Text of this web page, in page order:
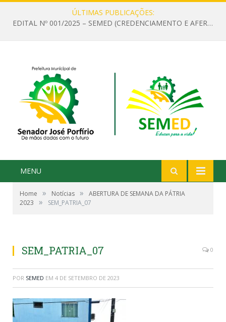
ÚLTIMAS PUBLICAÇÕES:
EDITAL Nº 001/2025 – SEMED (CREDENCIAMENTO E AFERIÇÃO DE CRITÉRIOS TÉCNICOS DE MÉRITO E DESEMPENHO PARA PROVIMENTO DO CARGO OU FUNÇÃO DE GESTOR ESCOLAR DAS UNIDADES DE ENSINO DA REDE MUNICIPAL DE SENADOR JO)
MENU
Home » Notícias »
ABERTURA DE SEMANA DA PÁTRIA
2023
» SEM_PATRIA_07
SEM_PATRIA_07 0
POR SEMED EM 4 DE SETEMBRO DE 2023